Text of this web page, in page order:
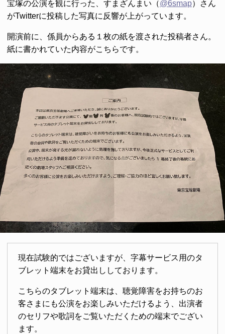
宝塚の公演を観に行った、すまざんまい（@6smap）さん
がTwitterに投稿した写真に反響が上がっています。
開演前に、係員からある１枚の紙を渡された投稿者さん。
紙に書かれていた内容がこちらです。
現在試験的ではございますが、字幕サービス用のタ
ブレット端末をお貸出ししております。
こちらのタブレット端末は、聴覚障害をお持ちのお
客さまにも公演をお楽しみいただけるよう、出演者
のセリフや歌詞をご覧いただくための端末でござい
ます。